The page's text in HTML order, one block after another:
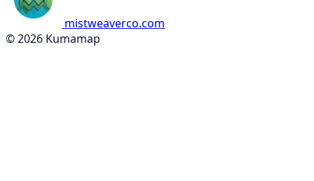
mistweaverco.com
© 2026 Kumamap